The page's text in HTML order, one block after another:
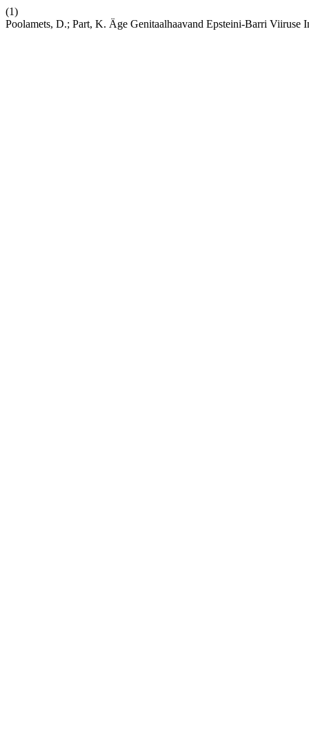
(1)
Poolamets, D.; Part, K. Äge Genitaalhaavand Epsteini-Barri